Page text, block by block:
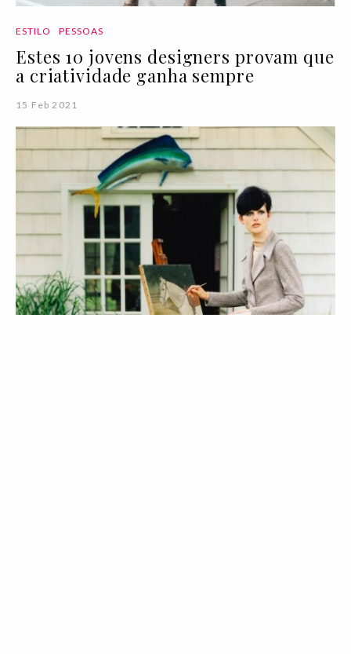
ESTILO PESSOAS
Estes 10 jovens designers provam que
a criatividade ganha sempre
15 Feb 2021